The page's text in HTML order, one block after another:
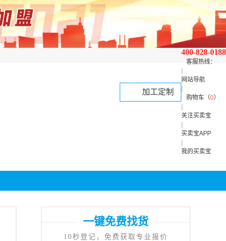
400-828-0188
客服热线：
网站导航
购物车（0）
关注买卖宝
买卖宝APP
我的买卖宝
加工定制
一键免费找货
10秒登记，免费获取专业报价